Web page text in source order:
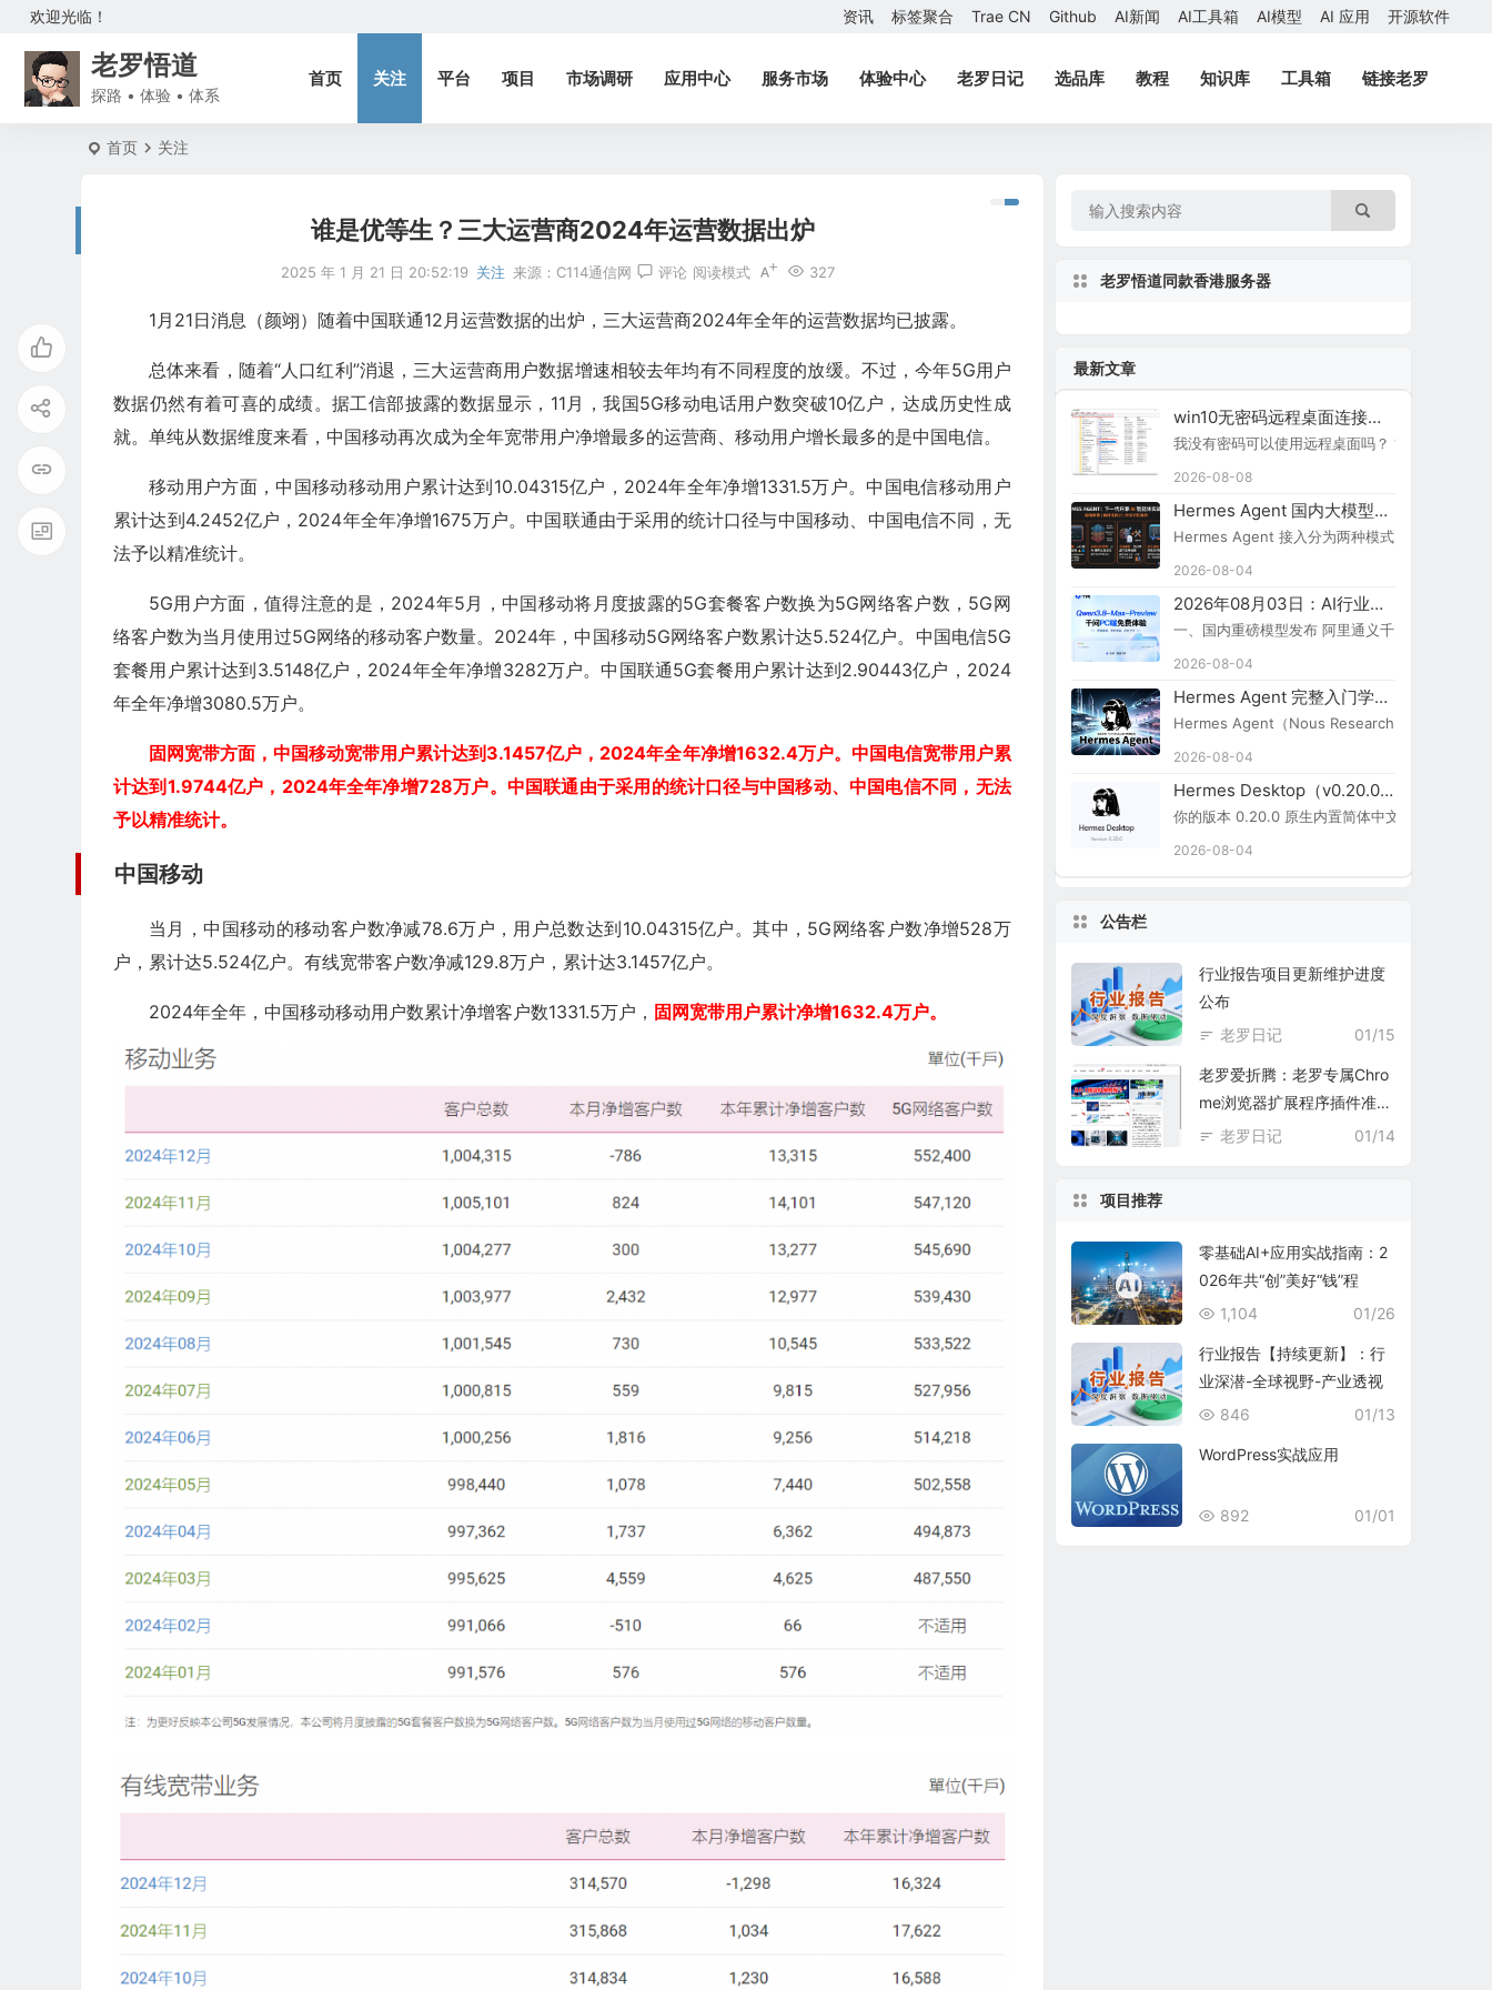
欢迎光临！ 资讯 标签聚合 Trae CN Github AI新闻 AI工具箱 AI模型 AI 应用 开源软件
老罗悟道
探路 • 体验 • 体系
首页 关注 平台 项目 市场调研 应用中心 服务市场 体验中心 老罗日记 选品库 教程 知识库 工具箱 链接老罗
首页 关注
谁是优等生？三大运营商2024年运营数据出炉
2025 年 1 月 21 日 20:52:19 关注 来源： C114通信网 评论 327
阅读模式
1月21日消息（颜翊）随着中国联通12月运营数据的出炉，三大运营商2024年全年的运营数据均已披露。
总体来看，随着“人口红利”消退，三大运营商用户数据增速相较去年均有不同程度的放缓。不过，今年5G用户
数据仍然有着可喜的成绩。据工信部披露的数据显示，11月，我国5G移动电话用户数突破10亿户，达成历史性成
就。单纯从数据维度来看，中国移动再次成为全年宽带用户净增最多的运营商、移动用户增长最多的是中国电信。
移动用户方面，中国移动移动用户累计达到10.04315亿户，2024年全年净增1331.5万户。中国电信移动用户
累计达到4.2452亿户，2024年全年净增1675万户。中国联通由于采用的统计口径与中国移动、中国电信不同，无
法予以精准统计。
5G用户方面，值得注意的是，2024年5月，中国移动将月度披露的5G套餐客户数换为5G网络客户数，5G网
络客户数为当月使用过5G网络的移动客户数量。2024年，中国移动5G网络客户数累计达5.524亿户。中国电信5G
套餐用户累计达到3.5148亿户，2024年全年净增3282万户。中国联通5G套餐用户累计达到2.90443亿户，2024
年全年净增3080.5万户。
固网宽带方面，中国移动宽带用户累计达到3.1457亿户，2024年全年净增1632.4万户。中国电信宽带用户累
计达到1.9744亿户，2024年全年净增728万户。中国联通由于采用的统计口径与中国移动、中国电信不同，无法
予以精准统计。
中国移动
当月，中国移动的移动客户数净减78.6万户，用户总数达到10.04315亿户。其中，5G网络客户数净增528万
户，累计达5.524亿户。有线宽带客户数净减129.8万户，累计达3.1457亿户。
2024年全年，中国移动移动用户数累计净增客户数1331.5万户， 固网宽带用户累计净增1632.4万户。
老罗悟道同款香港服务器
最新文章
win10无密码远程桌面连接怎么设置？
我没有密码可以使用远程桌面吗？ “当另一台计
2026-08-08
Hermes Agent 国内大模型接入指南
Hermes Agent 接入分为两种模式：原生内置
2026-08-04
2026年08月03日：AI行业新闻简报
一、国内重磅模型发布 阿里通义千问
2026-08-04
Hermes Agent 完整入门学习路线图
Hermes Agent（Nous Research）：开源自进
2026-08-04
Hermes Desktop（v0.20.0）切换简体中文步骤
你的版本 0.20.0 原生内置简体中文，无需额外
2026-08-04
公告栏
行业报告项目更新维护进度
公布
01/15
老罗日记
老罗爱折腾：老罗专属Chro
me浏览器扩展程序插件准备
中
01/14
老罗日记
项目推荐
零基础AI+应用实战指南：2
026年共“创”美好“钱”程
01/26
1,104
行业报告【持续更新】：行
业深潜-全球视野-产业透视
01/13
846
WordPress实战应用
01/01
892